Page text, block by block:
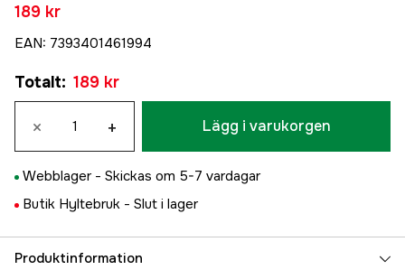
189 kr
EAN: 7393401461994
Totalt: 189 kr
× + Lägg i varukorgen
Webblager - Skickas om 5-7 vardagar
Butik Hyltebruk - Slut i lager
Produktinformation